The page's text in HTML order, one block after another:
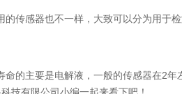
传感器也不一样，大致可以分为用于
的主要是电解液，一般的传感器在2